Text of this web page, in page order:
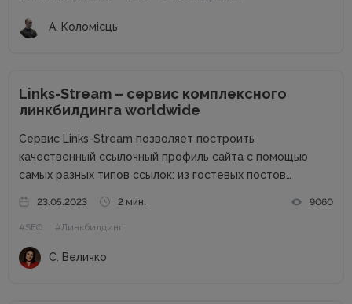
А. Коломієць
Links-Stream – сервис комплексного
линкбилдинга worldwide
Сервис Links-Stream позволяет построить
качественный ссылочный профиль сайта с помощью
самых разных типов ссылок: из гостевых постов
более подробно и узнаем его сильные стороны.
Основные преимущества: Гарантия на проставленные
23.05.2023 2 мин. 9060
#SEO #Линкбилдинг
С. Величко